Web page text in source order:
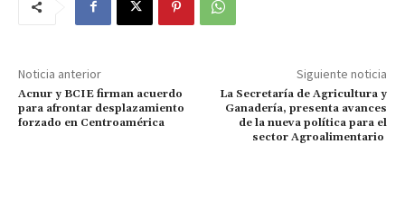
Noticia anterior
Acnur y BCIE firman acuerdo
para afrontar desplazamiento
forzado en Centroamérica
Siguiente noticia
La Secretaría de Agricultura y
Ganadería, presenta avances
de la nueva política para el
sector Agroalimentario